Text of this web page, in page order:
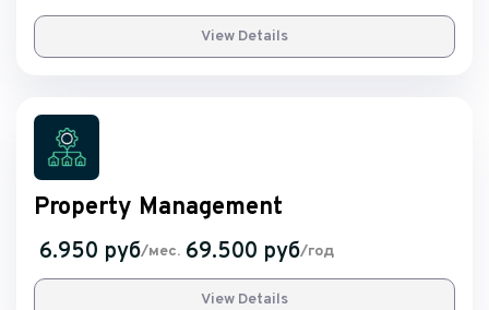
View Details
Property Management
6.950 руб/мес. 69.500 руб/год
View Details